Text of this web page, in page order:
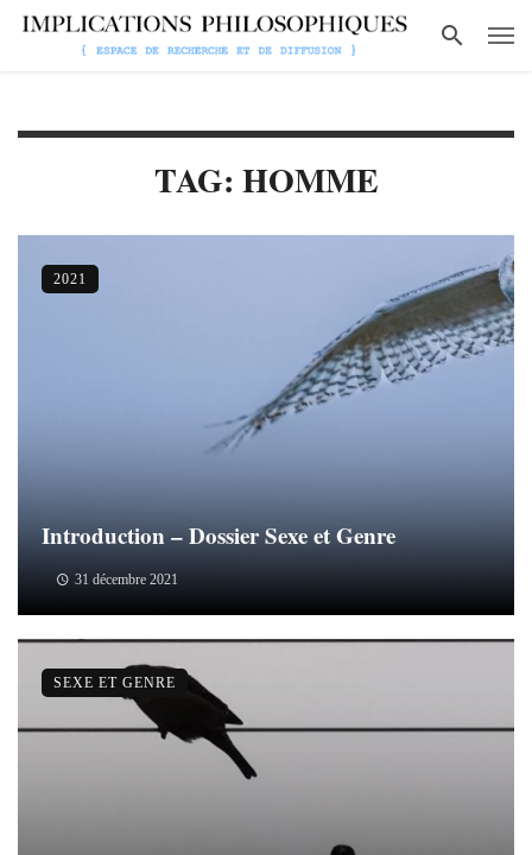
TAG: HOMME
Introduction – Dossier Sexe et Genre
31 décembre 2021
2021
SEXE ET GENRE